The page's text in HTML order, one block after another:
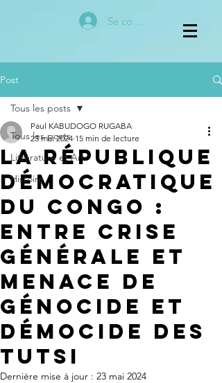
Se connecter
Post
Tous les posts
Littérature et Art
Histoire
Tous les posts
La République
Démocratique
du Congo :
Entre Crise
Générale et
Menace de
Génocide et
démocide des
Tutsi
Paul KABUDOGO RUGABA
23 mai 2024 15 min de lecture
Dernière mise à jour : 23 mai 2024